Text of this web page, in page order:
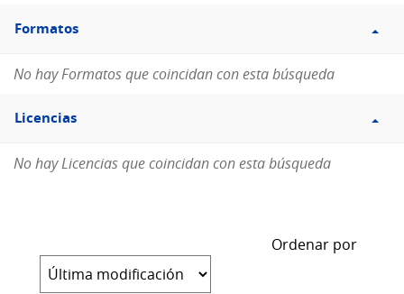
Filtro
Formatos
Formatos
No hay Formatos que coincidan con esta búsqueda
Filtro
Licencias
Licencias
No hay Licencias que coincidan con esta búsqueda
Ordenar por